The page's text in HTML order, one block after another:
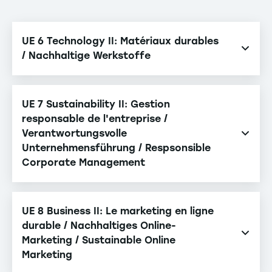
UE 6 Technology II: Matériaux durables
/ Nachhaltige Werkstoffe
Métaux métallique (avec laboratoire) / Metalle /
Metals
Matériaux non métalliques (avec laboratoire) /
Nicht-Metalle / Non-Metals
UE 7 Sustainability II: Gestion
responsable de l'entreprise /
Verantwortungsvolle
Unternehmensführung / Respsonsible
Corporate Management
Éthique et leadership / Ethik und Führung / Ethics
and Leadership
Gestion du changement / Change Management /
Change Management
UE 8 Business II: Le marketing en ligne
durable / Nachhaltiges Online-
Marketing / Sustainable Online
Marketing